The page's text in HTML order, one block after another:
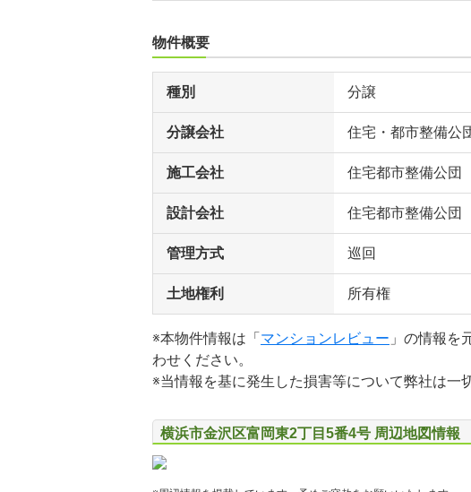
物件概要
種別 分譲
分譲会社 住宅・都市整備公
施工会社 住宅都市整備公団
設計会社 住宅都市整備公団
管理方式 巡回
土地権利 所有権
※本物件情報は「 マンションレビュー 」の情報を
わせください。
※当情報を基に発生した損害等について弊社は一
横浜市金沢区富岡東2丁目5番4号 周辺地図情報